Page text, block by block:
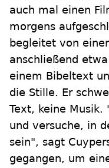
auch mal einen
morgens
begleitet von
anschließend
einem Bibeltext
die Stille. Er
Text, keine Musik.
und versuche, in
sein", sagt
gegangen, um